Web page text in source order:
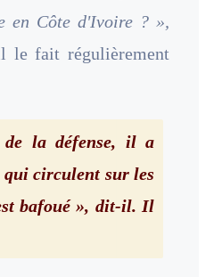
en Côte d'Ivoire ? »,
le fait régulièrement
de la défense, il a
qui circulent sur les
bafoué », dit-il. Il